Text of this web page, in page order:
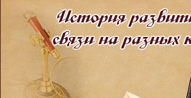
История
связи на разных